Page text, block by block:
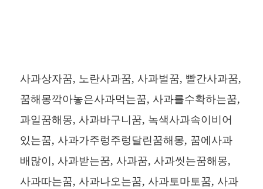
사과상자꿈, 노란사과꿈, 사과벌꿈, 빨간사과꿈,
꿈해몽깍아놓은사과먹는꿈, 사과를수확하는꿈,
과일꿈해몽, 사과바구니꿈, 녹색사과속이비어
있는꿈, 사과가주렁주렁달린꿈해몽, 꿈에사과
배많이, 사과받는꿈, 사과꿈, 사과씻는꿈해몽,
사과따는꿈, 사과나오는꿈, 사과토마토꿈, 사과